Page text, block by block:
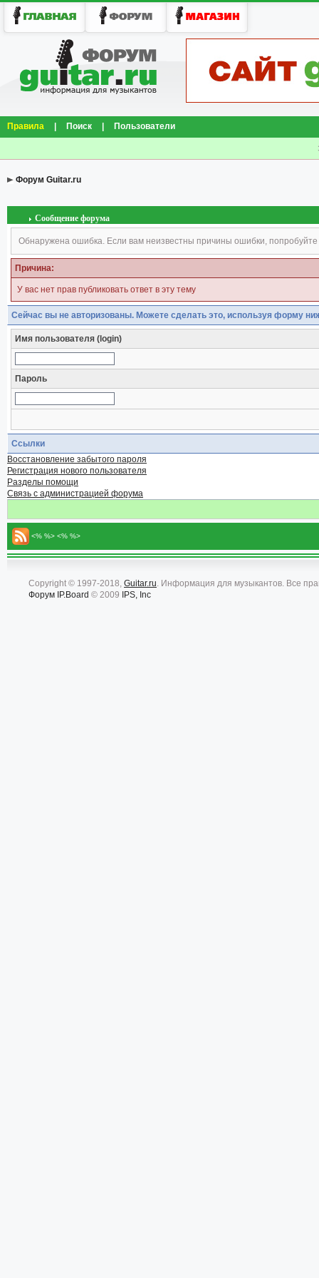
Правила Поиск Пользователи
Форум Guitar.ru
Сообщение форума
Обнаружена ошибка. Если вам неизвестны причины ошибки, попробуйте
Причина:
У вас нет прав публиковать ответ в эту тему
Сейчас вы не авторизованы. Можете сделать это, используя форму
Имя пользователя (login)
Пароль
Ссылки
Восстановление забытого пароля
Регистрация нового пользователя
Разделы помощи
Связь с администрацией форума
<% %> <% %>
Copyright © 1997-2018, Guitar.ru. Информация для музыкантов. Все
Форум IP.Board © 2009 IPS, Inc